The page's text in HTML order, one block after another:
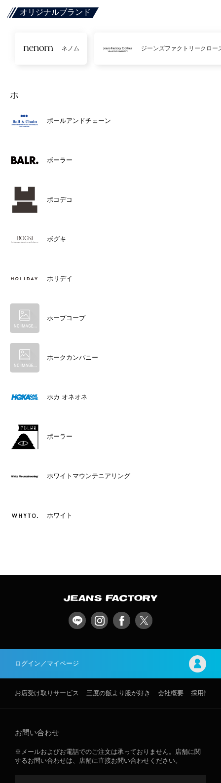
オリジナルブランド
ネノム ジーンズファクトリークロー
ホ
ボールアンドチェーン
ボーラー
ボコデコ
ボグキ
ホリデイ
ホープコープ
ホークカンパニー
ホカ オネオネ
ポーラー
ホワイトマウンテニアリング
ホワイト
ログイン／マイページ
お店受け取りサービス 三度の飯より服が好き 会社概要 採用情報
お問い合わせ
※メールおよびお電話でのご注文は承っておりません。店舗に関
するお問い合わせは、店舗に直接お問い合わせください。